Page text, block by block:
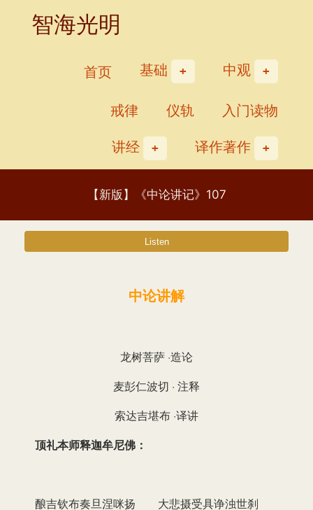
智海光明
首页 基础
中观
戒律
仪轨
入门读物
讲经
译作著作
【新版】《中论讲记》107
中论讲解
龙树菩萨 ·造论
麦彭仁波切 · 注释
索达吉堪布 ·译讲
顶礼本师释迦牟尼佛：
酿吉钦布奏旦涅咪扬 大悲摄受具诤浊世刹